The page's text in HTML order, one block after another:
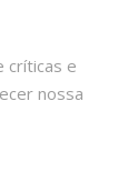
críticas e
nossa